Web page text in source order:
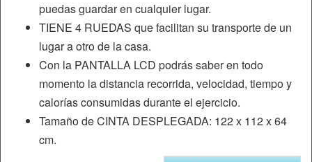
puedas guardar en cualquier lugar.
TIENE 4 RUEDAS que facilitan su transporte de un
lugar a otro de la casa.
Con la PANTALLA LCD podrás saber en todo
momento la distancia recorrida, velocidad, tiempo y
calorías consumidas durante el ejercicio.
Tamaño de CINTA DESPLEGADA: 122 x 112 x 64
cm.